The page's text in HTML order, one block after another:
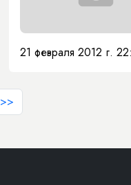
21 февраля 2012 г.
>>